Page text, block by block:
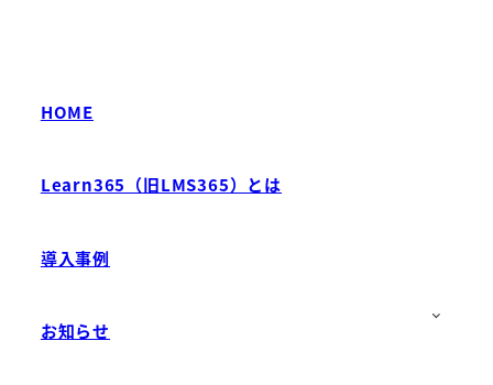
ー
送
り
HOME
Learn365（旧LMS365）とは
導入事例
お知らせ